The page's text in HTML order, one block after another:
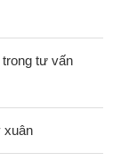
tư vấn
xuân